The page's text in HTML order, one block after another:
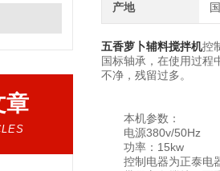
章
产地
五香萝卜辅料搅拌机控
国标轴承，在使用过程
不净，残留过多。
本机参数：
电源380v/50Hz
功率：15kw
控制电器为正泰电